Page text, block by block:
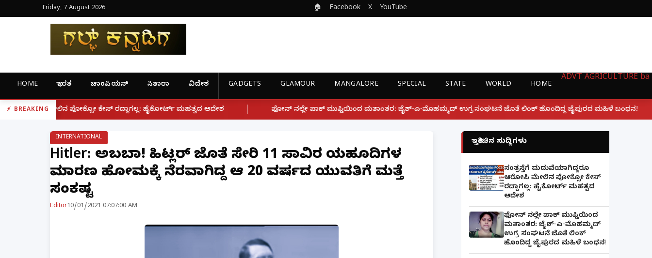
Friday, 7 August 2026 🏠 Facebook X YouTube
HOME ಭಾರತ ಚಾಂಪಿಯನ್ ಸಿತಾರಾ ವಿದೇಶ GADGETS GLAMOUR MANGALORE SPECIAL STATE WORLD HOME
ADVT AGRICULTURE ba
BREAKING
ರದ್ದಾಗಲ್ಲ: ಹೈಕೋರ್ಟ್ ಮಹತ್ವದ ಆದೇಶ | ಫೋನ್ ನಲ್ಲೇ ಪಾಕ್ ಮುಫ್ತಿಯಿಂದ ಮತಾಂತರ: ಜೈಶ್-ಎ-ಮೊಹಮ್ಮದ್ ಉಗ್ರ ಸಂಘಟನೆ ಜೊತೆ ಲಿಂಕ್ ಹೊಂದಿದ್ದ ಜೈಪುರದ ಮಹಿಳೆ ಬಂಧನ! | ಲಕ್ನೋ ಗೇಮಿಂಗ್
INTERNATIONAL
Hitler: ಅಬ್ಬಬ್ಬಾ! ಹಿಟ್ಲರ್ ಜೊತೆ ಸೇರಿ 11 ಸಾವಿರ ಯಹೂದಿಗಳ
ಮಾರಣ ಹೋಮಕ್ಕೆ ನೆರವಾಗಿದ್ದ ಆ 20 ವರ್ಷದ ಯುವತಿಗೆ ಮತ್ತೆ
ಸಂಕಷ್ಟ
Editor10/01/2021 07:07:00 AM
ಇತ್ತೀಚಿನ ಸುದ್ದಿಗಳು
ಸಂತ್ರಸ್ತೆಗೆ ಮದುವೆಯಾಗಿದ್ದರೂ
ಆರೋಪಿ ಮೇಲಿನ ಪೋಕ್ಸೋ ಕೇಸ್
ರದ್ದಾಗಲ್ಲ: ಹೈಕೋರ್ಟ್ ಮಹತ್ವದ
ಆದೇಶ
ಫೋನ್ ನಲ್ಲೇ ಪಾಕ್ ಮುಫ್ತಿಯಿಂದ
ಮತಾಂತರ: ಜೈಶ್-ಎ-ಮೊಹಮ್ಮದ್
ಉಗ್ರ ಸಂಘಟನೆ ಜೊತೆ ಲಿಂಕ್
ಹೊಂದಿದ್ದ ಜೈಪುರದ ಮಹಿಳೆ ಬಂಧನ!